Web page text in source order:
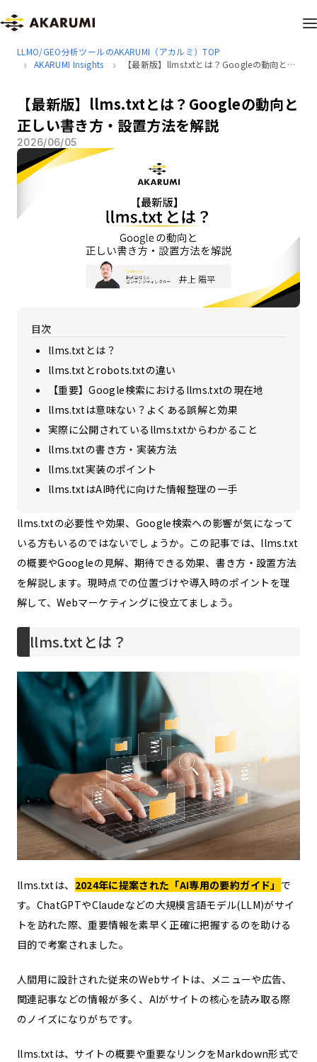
LLMO/GEO分析ツールのAKARUMI（アカルミ）TOP
AKARUMI Insights
【最新版】llms.txtとは？Googleの動向と正
【最新版】llms.txtとは？Googleの動向と
正しい書き方・設置方法を解説
2026/06/05
目次
llms.txtとは？
llms.txtとrobots.txtの違い
【重要】Google検索におけるllms.txtの現在地
llms.txtは意味ない？よくある誤解と効果
実際に公開されているllms.txtからわかること
llms.txtの書き方・実装方法
llms.txt実装のポイント
llms.txtはAI時代に向けた情報整理の一手
llms.txtの必要性や効果、Google検索への影響が気になって
いる方もいるのではないでしょうか。この記事では、llms.txt
の概要やGoogleの見解、期待できる効果、書き方・設置方法
を解説します。現時点での位置づけや導入時のポイントを理
解して、Webマーケティングに役立てましょう。
llms.txtとは？
llms.txtは、 2024年に提案された「AI専用の要約ガイド」 で
す。ChatGPTやClaudeなどの大規模言語モデル(LLM)がサイ
トを訪れた際、重要情報を素早く正確に把握するのを助ける
目的で考案されました。
人間用に設計された従来のWebサイトは、メニューや広告、
関連記事などの情報が多く、AIがサイトの核心を読み取る際
のノイズになりがちです。
llms.txtは、サイトの概要や重要なリンクをMarkdown形式で